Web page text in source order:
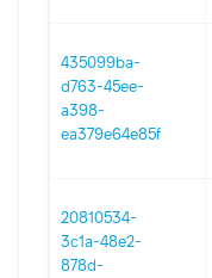
435099ba-
d763-45ee-
a398-
ea379e64e85f
20810534-
3c1a-48e2-
878d-